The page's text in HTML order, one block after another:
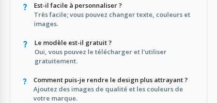
Est-il facile à personnaliser ?
Très facile; vous pouvez changer texte, couleurs et
images.
Le modèle est-il gratuit ?
Oui, vous pouvez le télécharger et l'utiliser
gratuitement.
Comment puis-je rendre le design plus attrayant ?
Ajoutez des images de qualité et les couleurs de
votre marque.